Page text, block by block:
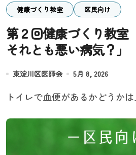
健康づくり教室 区民向け
第２回健康づくり教室
それとも悪い病気？」
東淀川区医師会 5月 8, 2026
トイレで血便があるかどうかは